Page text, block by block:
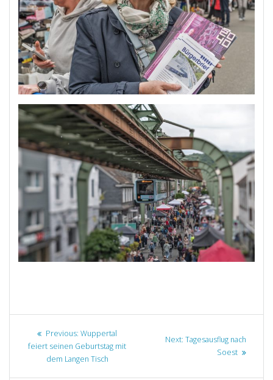
Beitragsnavigation
Previous: Previous
post:
Wuppertal
feiert seinen Geburtstag mit
dem Langen Tisch
Next: Next
Tagesausflug nach
Soest